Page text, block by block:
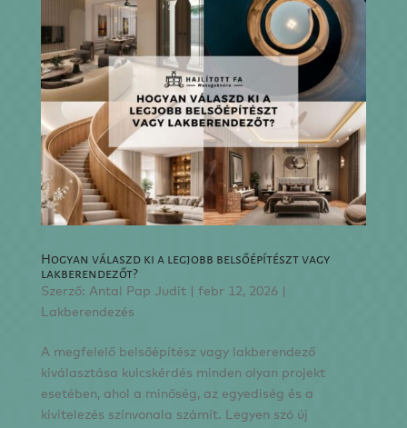
Hogyan válaszd ki a legjobb belsőépítészt vagy
lakberendezőt?
Szerző: Antal Pap Judit| febr 12, 2026|
Lakberendezés
A megfelelő belsőépítész vagy lakberendező
kiválasztása kulcskérdés minden olyan projekt
esetében, ahol a minőség, az egyediség és a
kivitelezés színvonala számít. Legyen szó új